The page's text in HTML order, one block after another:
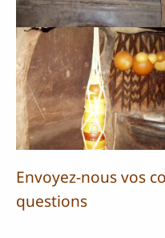
Envoyez-nous vos
questions